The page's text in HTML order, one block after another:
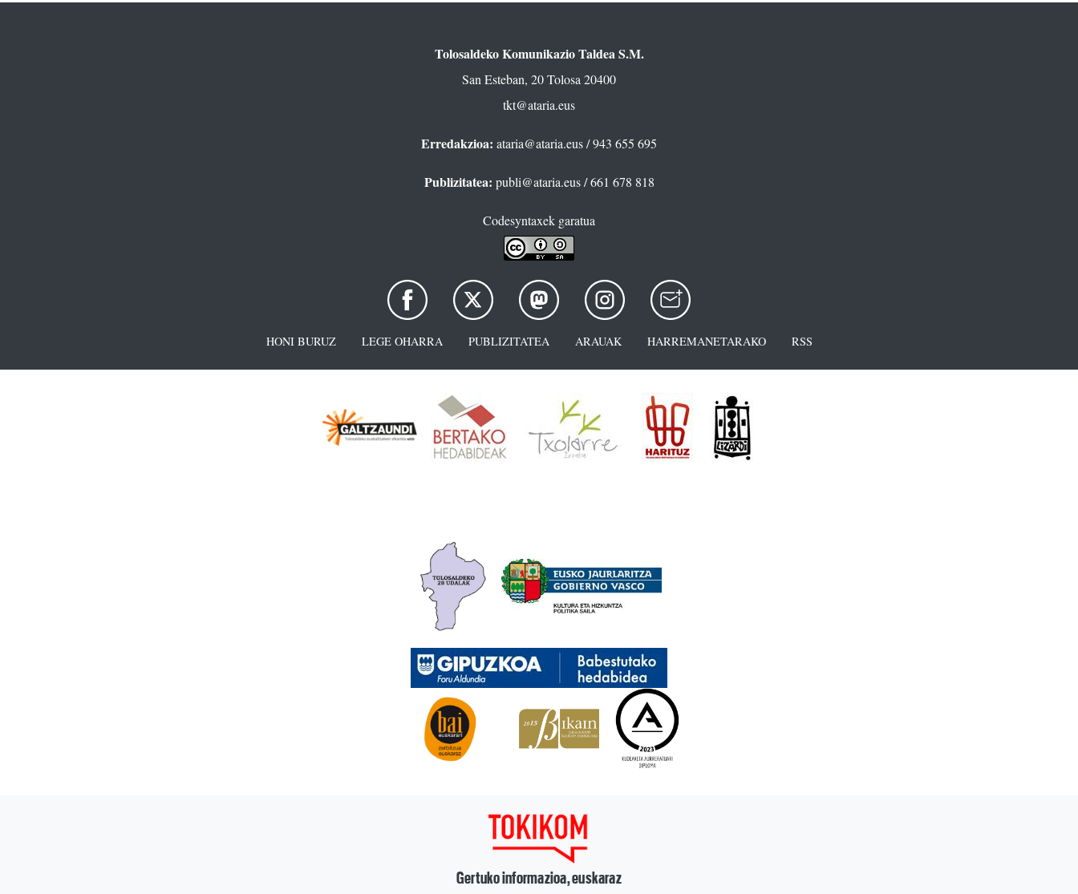
Tolosaldeko Komunikazio Taldea S.M.
San Esteban, 20 Tolosa 20400
tkt@ataria.eus
Erredakzioa: ataria@ataria.eus/ 943 655 695
Publizitatea: publi@ataria.eus/ 661 678 818
Codesyntaxek garatua
HONI BURUZ LEGE OHARRA PUBLIZITATEA ARAUAK HARREMANETARAKO RSS
Gertuko informazioa, euskaraz